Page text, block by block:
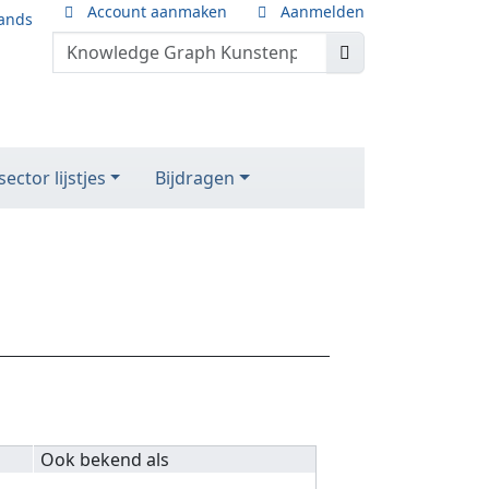
Account aanmaken Aanmelden
lijstjes Bijdragen
Ook bekend als